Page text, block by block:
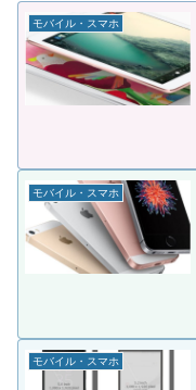
モバイル・スマホ
モバイル・スマホ
モバイル・スマホ